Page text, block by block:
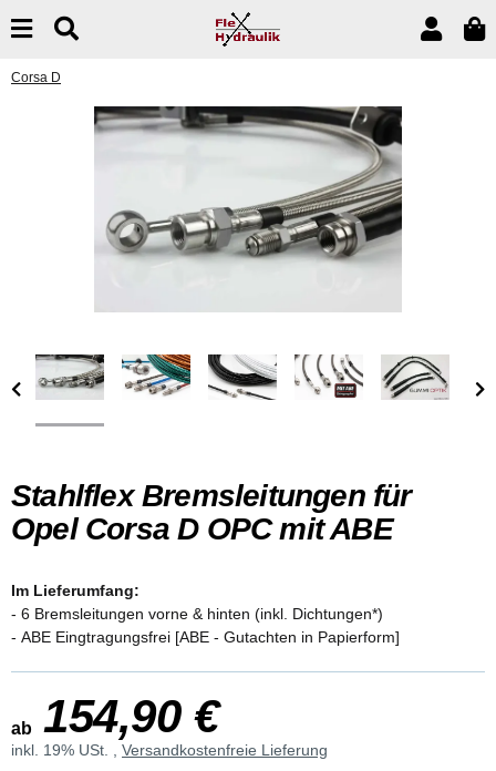
Corsa D
Stahlflex Bremsleitungen für
Opel Corsa D OPC mit ABE
Im Lieferumfang:
- 6 Bremsleitungen vorne & hinten (inkl. Dichtungen*)
- ABE Eingtragungsfrei [ABE - Gutachten in Papierform]
ab 154,90 €
inkl. 19% USt. , Versandkostenfreie Lieferung